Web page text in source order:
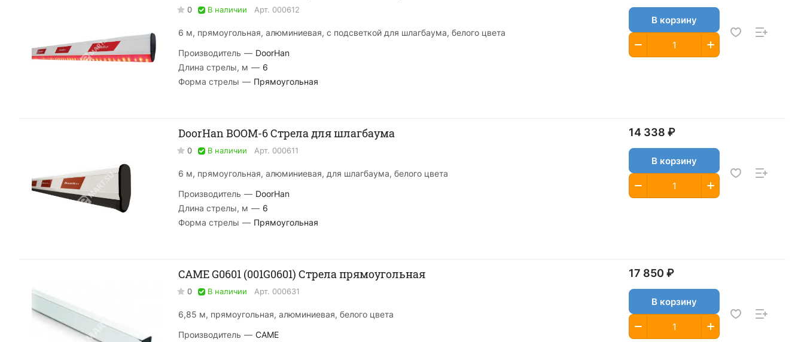
0 В наличии Арт. 000612
6 м, прямоугольная, алюминиевая, с подсветкой для шлагбаума, белого цвета
Производитель — DoorHan
Длина стрелы, м — 6
Форма стрелы — Прямоугольная
В корзину
DoorHan BOOM-6 Стрела для шлагбаума
0 В наличии Арт. 000611
6 м, прямоугольная, алюминиевая, для шлагбаума, белого цвета
Производитель — DoorHan
Длина стрелы, м — 6
Форма стрелы — Прямоугольная
14 338 ₽
В корзину
CAME G0601 (001G0601) Стрела прямоугольная
0 В наличии Арт. 000631
6,85 м, прямоугольная, алюминиевая, белого цвета
Производитель — CAME
17 850 ₽
В корзину